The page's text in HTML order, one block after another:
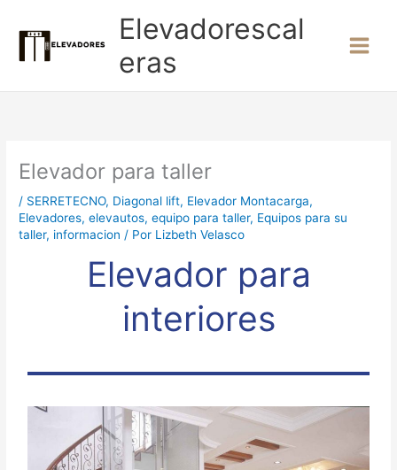
contenido
Elevadorescal
eras
Elevador para taller
/ SERRETECNO, Diagonal lift, Elevador Montacarga,
Elevadores,elevautos,equipo para taller, Equipos para su
taller, informacion / Por Lizbeth Velasco
Elevador para
interiores